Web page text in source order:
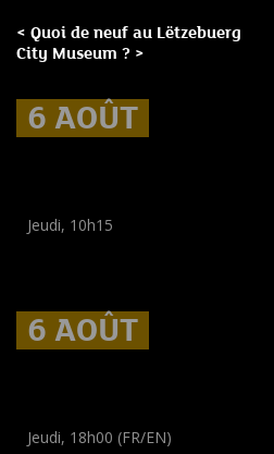
< Quoi de neuf au Lëtzebuerg
City Museum ? >
6 AOÛT
6 AOÛT
6 AOÛT
Jeudi, 10h15
6 AOÛT
6 AOÛT
6 AOÛT
Jeudi, 18h00 (FR/EN)